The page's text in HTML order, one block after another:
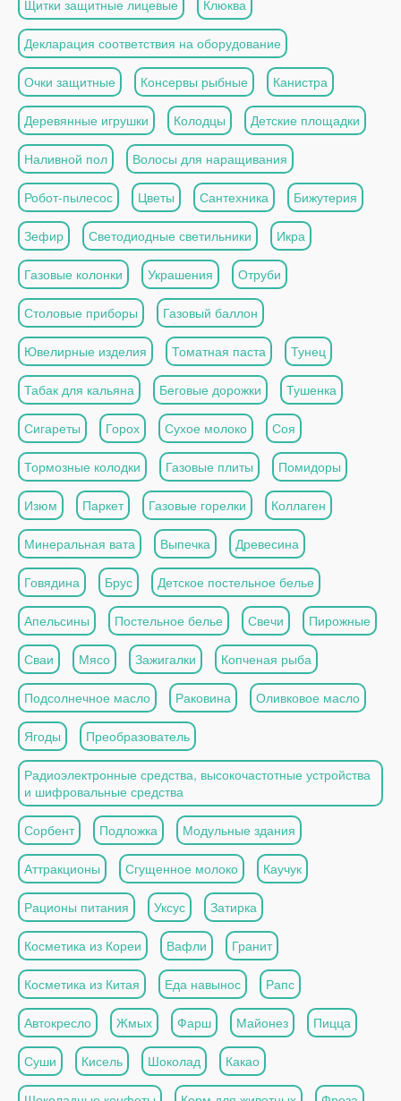
Щитки защитные лицевые Клюква
Декларация соответствия на оборудование
Очки защитные Консервы рыбные Канистра
Деревянные игрушки Колодцы Детские площадки
Наливной пол Волосы для наращивания
Робот-пылесос Цветы Сантехника Бижутерия
Зефир Светодиодные светильники Икра
Газовые колонки Украшения Отруби
Столовые приборы Газовый баллон
Ювелирные изделия Томатная паста Тунец
Табак для кальяна Беговые дорожки Тушенка
Сигареты Горох Сухое молоко Соя
Тормозные колодки Газовые плиты Помидоры
Изюм Паркет Газовые горелки Коллаген
Минеральная вата Выпечка Древесина
Говядина Брус Детское постельное белье
Апельсины Постельное белье Свечи Пирожные
Сваи Мясо Зажигалки Копченая рыба
Подсолнечное масло Раковина Оливковое масло
Ягоды Преобразователь
Радиоэлектронные средства, высокочастотные устройства
и шифровальные средства
Сорбент Подложка Модульные здания
Аттракционы Сгущенное молоко Каучук
Рационы питания Уксус Затирка
Косметика из Кореи Вафли Гранит
Косметика из Китая Еда навынос Рапс
Автокресло Жмых Фарш Майонез Пицца
Суши Кисель Шоколад Какао